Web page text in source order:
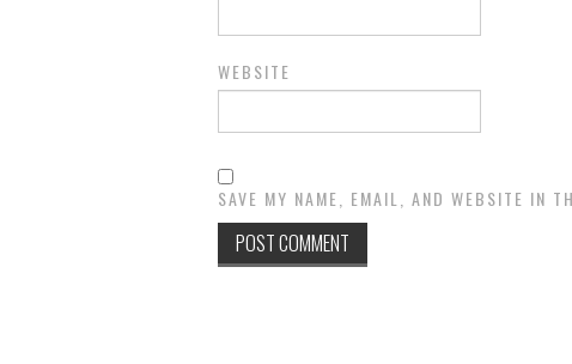
WEBSITE
SAVE MY NAME, EMAIL, AND WEBSITE IN